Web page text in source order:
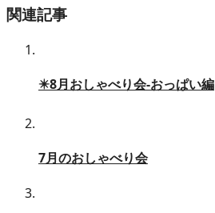
関連記事
✴️8月おしゃべり会-おっぱい編
7月のおしゃべり会